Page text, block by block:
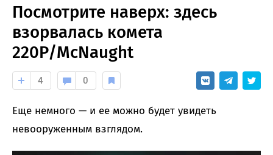
Посмотрите наверх: здесь
взорвалась комета
220P/McNaught
4 0
Еще немного — и ее можно будет увидеть
невооруженным взглядом.